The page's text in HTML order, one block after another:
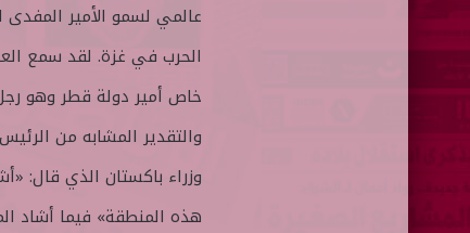
عالمي لسمو الأمير
الحرب في غزة. لقد سمع
خاص أمير دولة قطر وهو
والتقدير المشابه من
وزراء باكستان الذي قال:
هذه المنطقة» فيما أشاد